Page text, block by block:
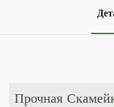
Прочная